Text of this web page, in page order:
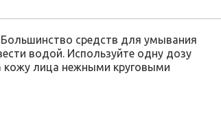
Большинство средств для умывания
водой. Используйте одну дозу
кожу лица нежными круговыми